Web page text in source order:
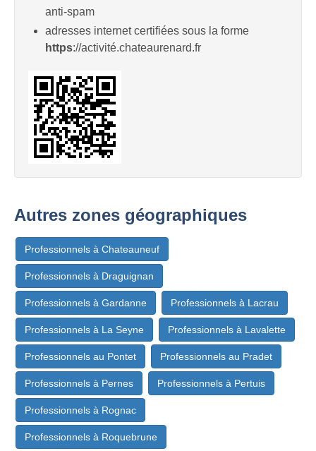
anti-spam
adresses internet certifiées sous la forme
https://activité.chateaurenard.fr
Autres zones géographiques
Professionnels à Chateauneuf
Professionnels à Draguignan
Professionnels à Gardanne Professionnels à Lacrau
Professionnels à La Seyne Professionnels à Lavalette
Professionnels au Pontet Professionnels au Pradet
Professionnels à Pernes Professionnels à Pertuis
Professionnels à Rognac
Professionnels à Roquebrune